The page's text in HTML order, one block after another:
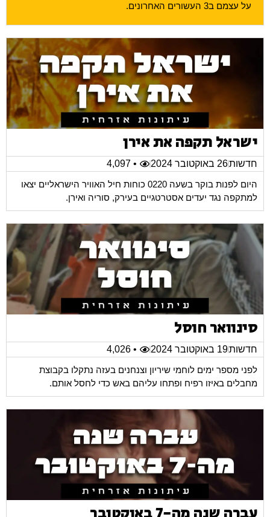
על עצמם ב3 העשורים האחרונים.
ישראל תקפה את אירן
חדשות26 באוקטובר 2024
• 4,097
היום לפנות בוקר בשעה 0220 כוחות חיל האוויר הישראליים יצאו
למתקפה נגד יעדים אסטרטגיים בעירק, סוריה ואירן.
סינוואר חוסל
חדשות19 באוקטובר 2024
• 4,026
לפני מספר ימים לוחמי שיריון וצנחנים בעזה נתקלו בקבוצת
מחבלים באיזו רפיח ופתחו עליהם באש כדי לחסל אותם.